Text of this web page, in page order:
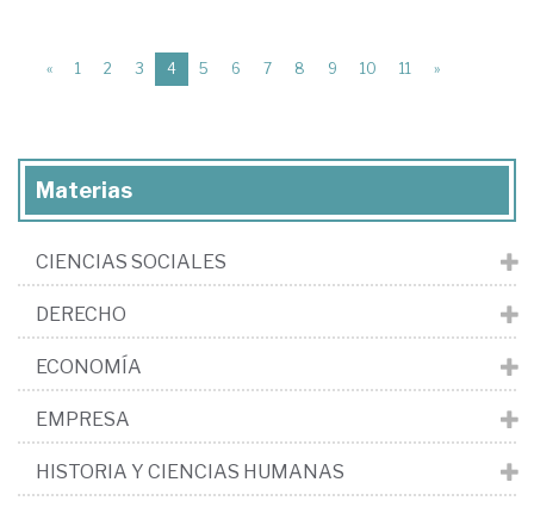
« 1 2 3 4(current)
5 6 7 8 9 10 11 »
Materias
CIENCIAS SOCIALES
DERECHO
ECONOMÍA
EMPRESA
HISTORIA Y CIENCIAS HUMANAS